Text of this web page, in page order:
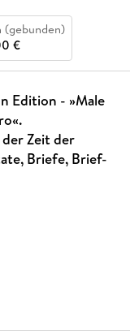
(gebunden)
€
Edition - »Male
Zeit der
Briefe, Brief-